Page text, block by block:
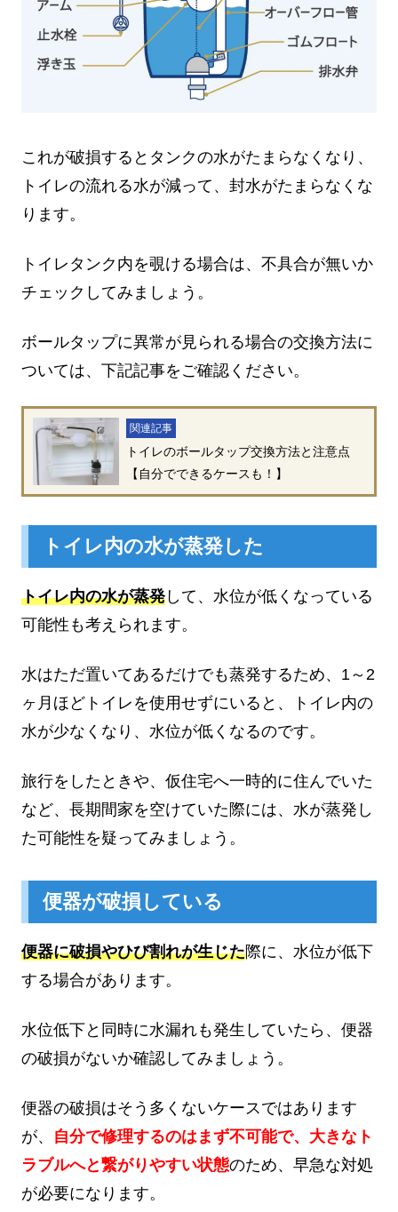
これが破損するとタンクの水がたまらなくなり、
トイレの流れる水が減って、封水がたまらなくな
ります。
トイレタンク内を覗ける場合は、不具合が無いか
チェックしてみましょう。
ボールタップに異常が見られる場合の交換方法に
ついては、下記記事をご確認ください。
関連記事
トイレのボールタップ交換方法と注意点
【自分でできるケースも！】
トイレ内の水が蒸発した
トイレ内の水が蒸発 して、水位が低くなっている
可能性も考えられます。
水はただ置いてあるだけでも蒸発するため、1～2
ヶ月ほどトイレを使用せずにいると、トイレ内の
水が少なくなり、水位が低くなるのです。
旅行をしたときや、仮住宅へ一時的に住んでいた
など、長期間家を空けていた際には、水が蒸発し
た可能性を疑ってみましょう。
便器が破損している
便器に破損やひび割れが生じた際に、水位が低下
する場合があります。
水位低下と同時に水漏れも発生していたら、便器
の破損がないか確認してみましょう。
便器の破損はそう多くないケースではあります
が、 自分で修理するのはまず不可能で、大きなト
ラブルへと繋がりやすい状態のため、早急な対処
が必要になります。